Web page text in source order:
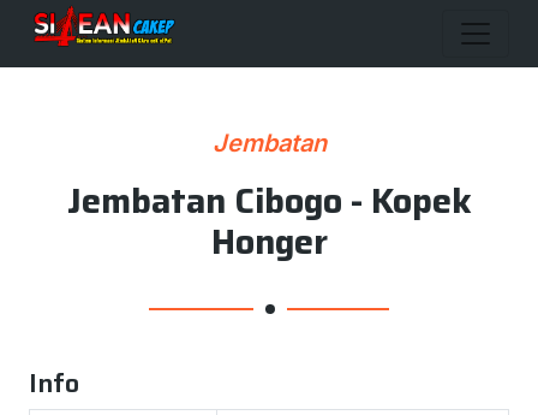
Jembatan
Jembatan Cibogo - Kopek
Honger
Info